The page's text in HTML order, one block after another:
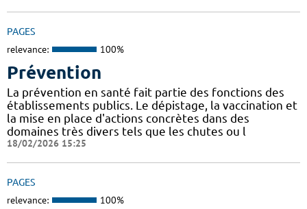
PAGES
relevance: 100%
Prévention
La prévention en santé fait partie des fonctions des
établissements publics. Le dépistage, la vaccination et
la mise en place d'actions concrètes dans des
domaines très divers tels que les chutes ou l
18/02/2026 15:25
PAGES
relevance: 100%